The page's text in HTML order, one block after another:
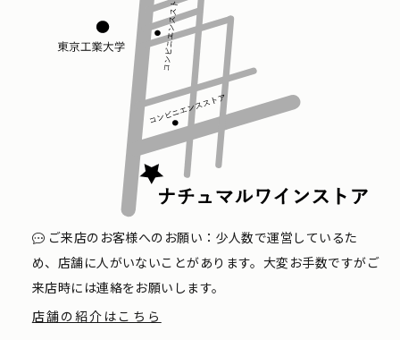
ご来店のお客様へのお願い：少人数で運営しているた
め、店舗に人がいないことがあります。大変お手数ですがご
来店時には連絡をお願いします。
店舗の紹介はこちら